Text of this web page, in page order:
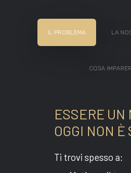
IL PROBLEMA LA
COSA
ESSERE UN
OGGI NON
Ti trovi spesso a: